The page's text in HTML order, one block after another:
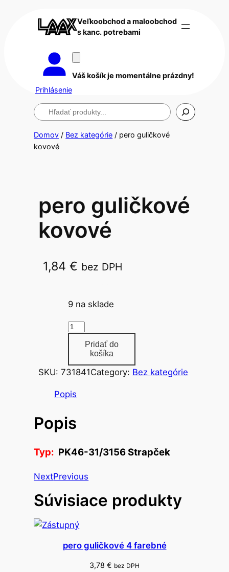
Veľkoobchod a maloobchod
s kanc. potrebami
Prihlásenie
Váš košík je momentálne prázdny!
Hľadanie
Domov / Bez kategórie / pero guličkové
kovové
pero guličkové
kovové
1,84€ bez DPH
9 na sklade
m
ž
s
t
o
p
r
o
u
i
k
Pridať do
košíka
SKU: 731841Category: Bez kategórie
Popis
Popis
Typ: PK46-31/3156 Strapček
NextPrevious
Súvisiace produkty
pero guličkové 4 farebné
3,78 € bez DPH